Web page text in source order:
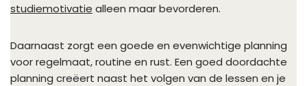
studiemotivatie alleen maar bevorderen.
Daarnaast zorgt een goede en evenwichtige planning
voor regelmaat, routine en rust. Een goed doordachte
planning creëert naast het volgen van de lessen en je